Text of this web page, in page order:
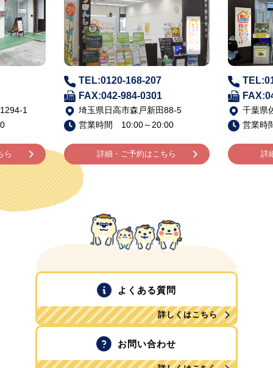
1
ら
TEL:0120-168-207
FAX:042-984-0301
埼玉県日高市森戸新田88-5
営業時間 10:00～20:00
詳細・ご予約はこちら
千葉県
営業時
詳
よくある質問
詳しくはこちら
お問い合わせ